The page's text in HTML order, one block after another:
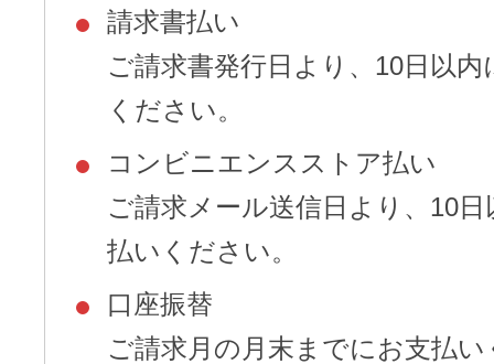
請求書払い
ご請求書発行日より、10日以内
ください。
コンビニエンスストア払い
ご請求メール送信日より、10
払いください。
口座振替
ご請求月の月末までにお支払